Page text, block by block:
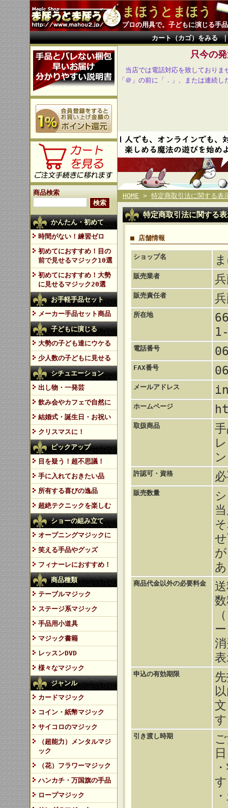
まほうとまほう
プロの用具で。子どもに演じる手
カート（カゴ）をみる
商品検索
かんたん・初めて
時間がない！練習ゼロ
初めてにおすすめ！目の
前で見せるマジック10選
初めてにおすすめ！大勢
に見せるマジック20選
お手軽手品セット
メーカー手品セット商品
子どもに演じる
大勢の子ども達にウケる
少人数の子どもに見せる
シチュエーション
出し物・一発芸
飲み会やカフェで自然に
結婚式・誕生日・お祝い
クリスマスに！
ピックアップ
目を疑う！超不思議！
手に入れておきたい品
所有する喜びの逸品
超絶テクニックを楽しむ
ショーの組み立て
オープニングマジックに
笑える手品やグッズ
フィナーレにおすすめ！
商品種類
テーブルマジック
ステージ系マジック
手品用小道具
マジック書籍
レッスンDVD
様々なマジック
ジャンル
カードマジック
コイン・紙幣マジック
サイコロのマジック
（超能力）メンタルマジ
ック
（花）フラワーマジック
ハンカチ・万国旗の手品
ロープマジック
只今の
当店では電話対応を致しており
「＠」の前に「．」、または連続
HOME > 特定商取引法に関する表
特定商取引法に関する
■ 店舗情報
ショップ名
販売業者
販売責任者
所在地
電話番号
FAX番号
メールアドレス
ホームページ
取扱商品
許認可・資格
販売数量
商品代金以外の必要料金
申込の有効期限
引き渡し時期